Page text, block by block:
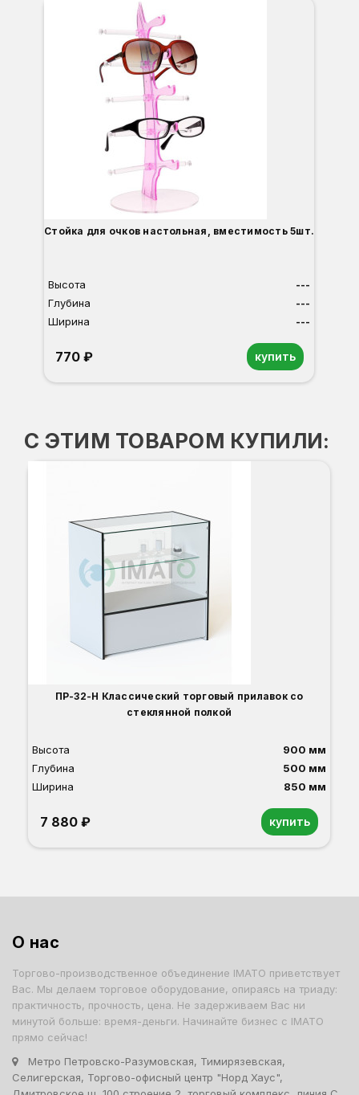
Cтойка для очков настольная, вместимость 5шт.
Высота
---
Глубина
---
Ширина
---
770 ₽ купить
С ЭТИМ ТОВАРОМ КУПИЛИ:
ПР-32-Н Классический торговый прилавок со
стеклянной полкой
Высота
900 мм
Глубина
500 мм
Ширина
850 мм
7 880 ₽ купить
О нас
Торгово-производственное объединение IMATO приветствует
Вас. Мы делаем торговое оборудование, опираясь на триаду:
практичность, прочность, цена. Не задерживаем Вас ни
минутой больше: время-деньги. Начинайте бизнес с IMATO
прямо сейчас!
Метро Петровско-Разумовская, Тимирязевская,
Селигерская, Торгово-офисный центр "Норд Хаус",